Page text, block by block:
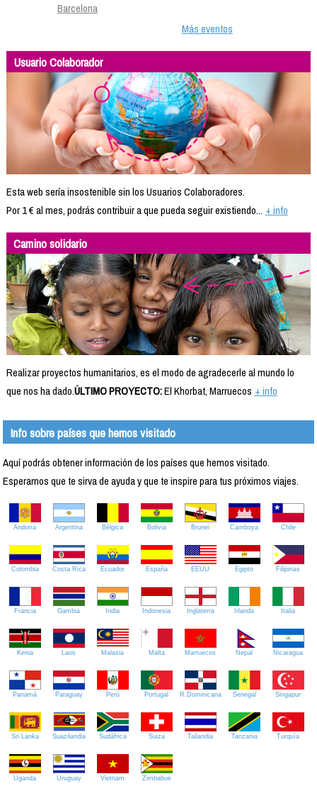
Barcelona
Más eventos
Usuario Colaborador
Esta web sería insostenible sin los Usuarios Colaboradores.
Por 1 € al mes, podrás contribuir a que pueda seguir existiendo... + info
Camino solidario
Realizar proyectos humanitarios, es el modo de agradecerle al mundo lo
que nos ha dado.ÚLTIMO PROYECTO:El Khorbat, Marruecos + info
Info sobre países que hemos visitado
Aquí podrás obtener información de los países que hemos visitado.
Esperamos que te sirva de ayuda y que te inspire para tus próximos viajes.
Andorra Argentina Bélgica Bolivia Brunei Camboya Chile
Colombia Costa Rica Ecuador España EEUU Egipto Filipinas
Francia Gambia India Indonesia Inglaterra Irlanda Italia
Kenia Laos Malasia Malta Marruecos Nepal Nicaragua
Panamá Paraguay Perú Portugal R.Dominicana Senegal Singapur
Sri Lanka Suazilandia Sudáfrica Suiza Tailandia Tanzania Turquía
Uganda Uruguay Vietnam Zimbabue